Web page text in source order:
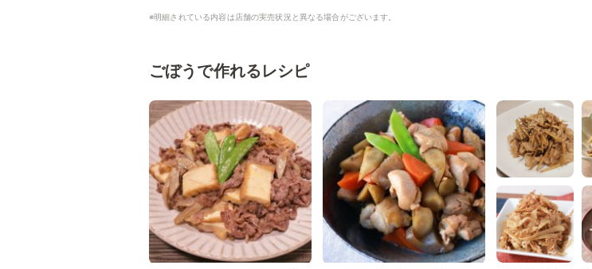
※明細されている内容は店舗の実売状況と異なる場合がございます。
ごぼうで作れるレシピ